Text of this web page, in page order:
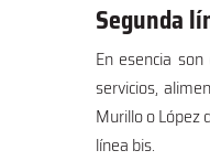
Segunda
En esencia
servicios,
Murillo o López
línea bis.